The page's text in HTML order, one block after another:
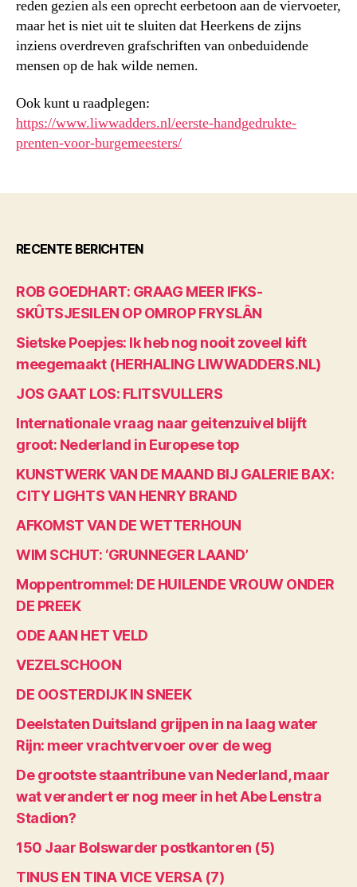
reden gezien als een oprecht eerbetoon aan de viervoeter,
maar het is niet uit te sluiten dat Heerkens de zijns
inziens overdreven grafschriften van onbeduidende
mensen op de hak wilde nemen.
Ook kunt u raadplegen:
https://www.liwwadders.nl/eerste-handgedrukte-
prenten-voor-burgemeesters/
RECENTE BERICHTEN
ROB GOEDHART: GRAAG MEER IFKS-
SKÛTSJESILEN OP OMROP FRYSLÂN
Sietske Poepjes: Ik heb nog nooit zoveel kift
meegemaakt (HERHALING LIWWADDERS.NL)
JOS GAAT LOS: FLITSVULLERS
Internationale vraag naar geitenzuivel blijft
groot: Nederland in Europese top
KUNSTWERK VAN DE MAAND BIJ GALERIE BAX:
CITY LIGHTS VAN HENRY BRAND
AFKOMST VAN DE WETTERHOUN
WIM SCHUT: ‘GRUNNEGER LAAND’
Moppentrommel: DE HUILENDE VROUW ONDER
DE PREEK
ODE AAN HET VELD
VEZELSCHOON
DE OOSTERDIJK IN SNEEK
Deelstaten Duitsland grijpen in na laag water
Rijn: meer vrachtvervoer over de weg
De grootste staantribune van Nederland, maar
wat verandert er nog meer in het Abe Lenstra
Stadion?
150 Jaar Bolswarder postkantoren (5)
TINUS EN TINA VICE VERSA (7)